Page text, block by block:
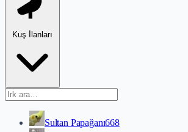
Kuş İlanları
Sultan Papağanı668